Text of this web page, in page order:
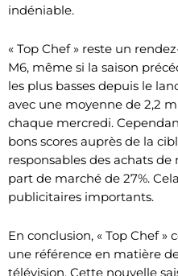
indéniable.
« Top Chef » reste un
M6, même si la saison
les plus basses depuis le
avec une moyenne de 2,2
chaque mercredi.
bons scores auprès de la
responsables des achats
part de marché de 27%.
publicitaires importants.
En conclusion, « Top Chef
une référence en matière
télévision. Cette nouvelle